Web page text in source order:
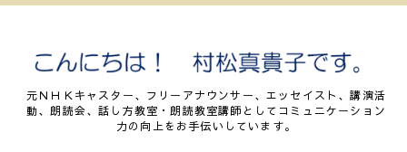
元ＮＨＫキャスター、フリーアナウンサー、エッセイスト、講演活
動、朗読会、話し方教室・朗読教室講師としてコミュニケーション
力の向上をお手伝いしています。